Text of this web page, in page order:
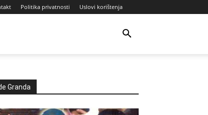
Politika privatnosti Uslovi korištenja
Granda